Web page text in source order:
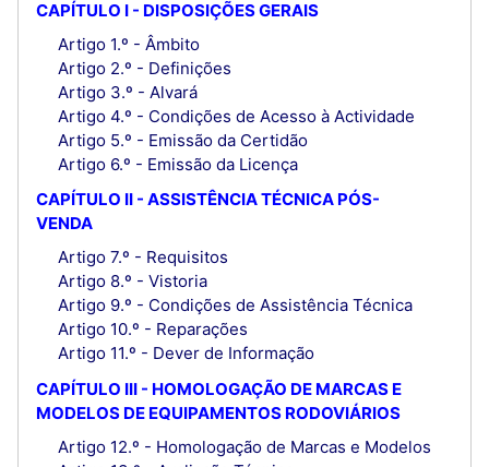
CAPÍTULO I - DISPOSIÇÕES GERAIS
Artigo 1.º - Âmbito
Artigo 2.º - Definições
Artigo 3.º - Alvará
Artigo 4.º - Condições de Acesso à Actividade
Artigo 5.º - Emissão da Certidão
Artigo 6.º - Emissão da Licença
CAPÍTULO II - ASSISTÊNCIA TÉCNICA PÓS-
VENDA
Artigo 7.º - Requisitos
Artigo 8.º - Vistoria
Artigo 9.º - Condições de Assistência Técnica
Artigo 10.º - Reparações
Artigo 11.º - Dever de Informação
CAPÍTULO III - HOMOLOGAÇÃO DE MARCAS E
MODELOS DE EQUIPAMENTOS RODOVIÁRIOS
Artigo 12.º - Homologação de Marcas e Modelos